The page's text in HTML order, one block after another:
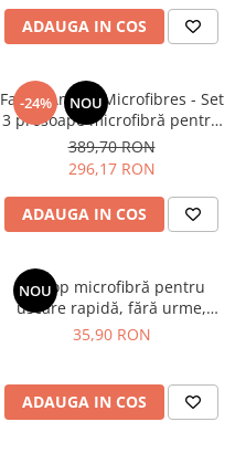
ADAUGA IN COS
-24% NOU
Fallen Angels Microfibres - Set
3 prosoape microfibră pentru
uscare rapidă, fără urme,
60x90cm, 1400gsm
389,70 RON
296,17 RON
ADAUGA IN COS
NOU
Prosop microfibră pentru
uscare rapidă, fără urme,
40x40cm, 650gsm - Fallen
35,90 RON
ADAUGA IN COS